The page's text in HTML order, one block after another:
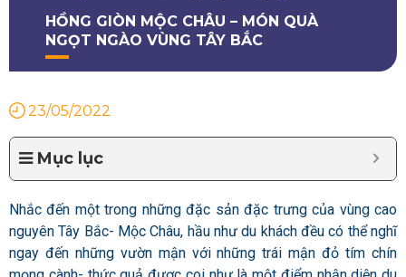
HỒNG GIÒN MỘC CHÂU – MÓN QUÀ
NGỌT NGÀO VÙNG TÂY BẮC
23/05/2022
Mục lục
Nhắc đến một trong những đặc sản đặc trưng của vùng cao
nguyên Tây Bắc- Mộc Châu, hầu như du khách đều có thể nghĩ
ngay đến những vườn mận với những trái mận đỏ tím chín